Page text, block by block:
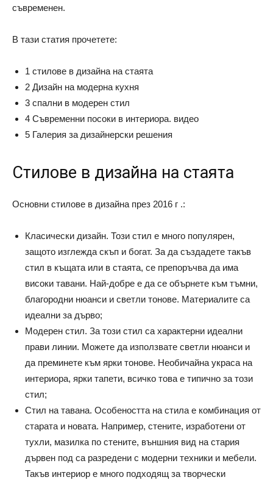
съвременен.
В тази статия прочетете:
1 стилове в дизайна на стаята
2 Дизайн на модерна кухня
3 спални в модерен стил
4 Съвременни посоки в интериора. видео
5 Галерия за дизайнерски решения
Стилове в дизайна на стаята
Основни стилове в дизайна през 2016 г .:
Класически дизайн. Този стил е много популярен,
защото изглежда скъп и богат. За да създадете такъв
стил в къщата или в стаята, се препоръчва да има
високи тавани. Най-добре е да се обърнете към тъмни,
благородни нюанси и светли тонове. Материалите са
идеални за дърво;
Модерен стил. За този стил са характерни идеални
прави линии. Можете да използвате светли нюанси и
да преминете към ярки тонове. Необичайна украса на
интериора, ярки тапети, всичко това е типично за този
стил;
Стил на тавана. Особеността на стила е комбинация от
старата и новата. Например, стените, изработени от
тухли, мазилка по стените, външния вид на стария
дървен под са разредени с модерни техники и мебели.
Такъв интериор е много подходящ за творчески